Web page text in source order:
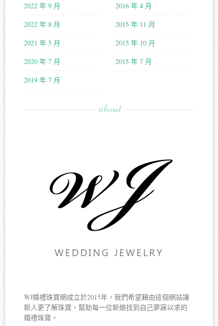
2022 年 9 月
2022 年 8 月
2021 年 5 月
2020 年 7 月
2019 年 7 月
2016 年 4 月
2015 年 11 月
2015 年 10 月
2015 年 7 月
about
WJ婚禮珠寶網成立於2015年，我們希望藉由這個網站讓
新人更了解珠寶，幫助每一位新娘找到自己夢寐以求的
婚禮珠寶。